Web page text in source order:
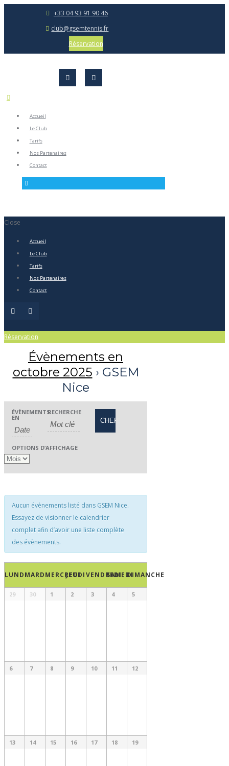
+33 04 93 91 90 46
club@gsemtennis.fr
Réservation
Accueil
Le Club
Tarifs
Nos Partenaires
Contact
Close
Accueil
Le Club
Tarifs
Nos Partenaires
Contact
Réservation
Évènements en
octobre 2025 › GSEM
Nice
Recherche
et
navigation
de
vues
Rechercher
Évènements
ÉVÈNEMENTS
EN
RECHERCHE
Navigation
de
vues
Évènement
OPTIONS D’AFFICHAGE
Aucun évènements listé dans GSEM Nice.
Essayez de visionner le calendrier
complet afin d’avoir une liste complète
des évènements.
Calendrier
de
Évènements
Calendrier
LUNDIMARDIMERCREDI
JEUDIVENDREDISAMEDIDIMANCHE
29 30 1 2 3 4 5
6 7 8 9 10 11 12
13 14 15 16 17 18 19